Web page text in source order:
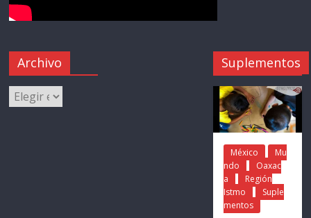
Archivo Suplementos
México
Mu
ndo
Oaxac
a
Región
Istmo
Suple
mentos